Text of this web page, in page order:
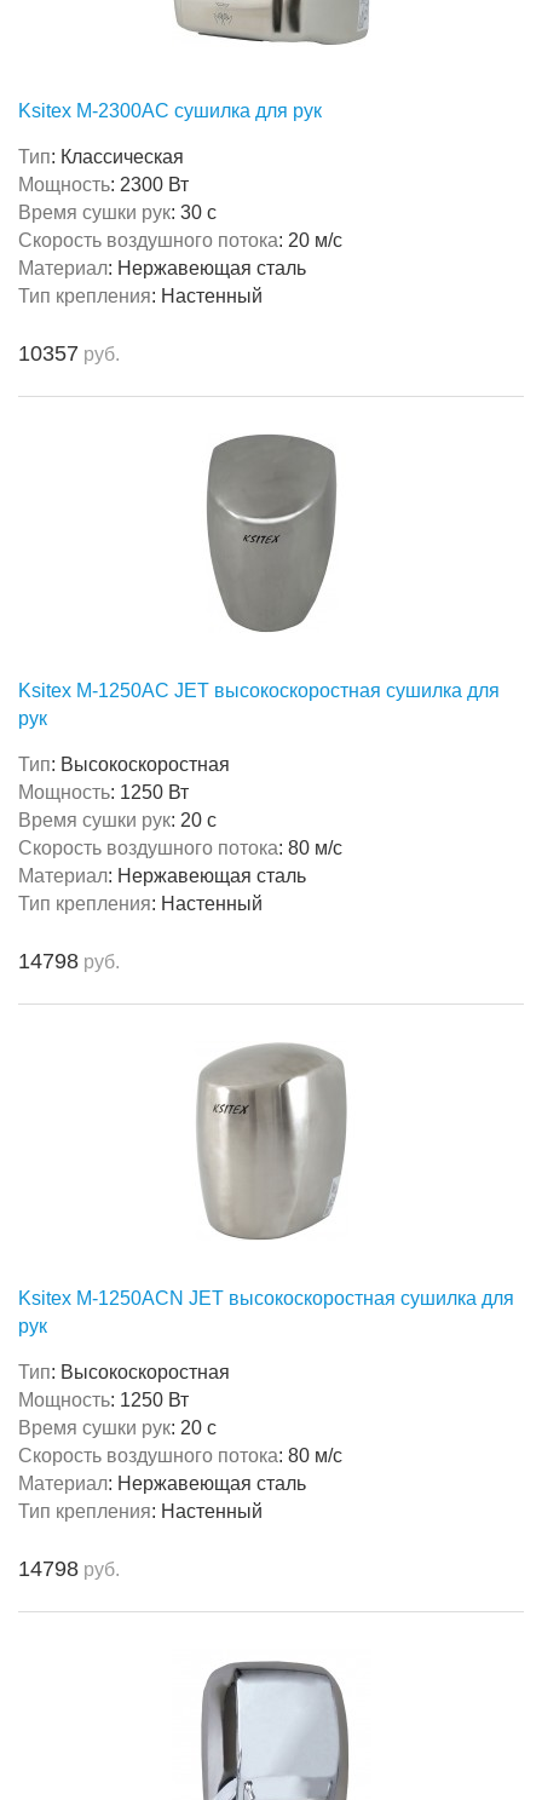
Ksitex M-2300AC сушилка для рук
Тип: Классическая
Мощность: 2300 Вт
Время сушки рук: 30 с
Скорость воздушного потока: 20 м/с
Материал: Нержавеющая сталь
Тип крепления: Настенный
10357 руб.
Ksitex M-1250AC JET высокоскоростная сушилка для
рук
Тип: Высокоскоростная
Мощность: 1250 Вт
Время сушки рук: 20 с
Скорость воздушного потока: 80 м/с
Материал: Нержавеющая сталь
Тип крепления: Настенный
14798 руб.
Ksitex M-1250ACN JET высокоскоростная сушилка для
рук
Тип: Высокоскоростная
Мощность: 1250 Вт
Время сушки рук: 20 с
Скорость воздушного потока: 80 м/с
Материал: Нержавеющая сталь
Тип крепления: Настенный
14798 руб.